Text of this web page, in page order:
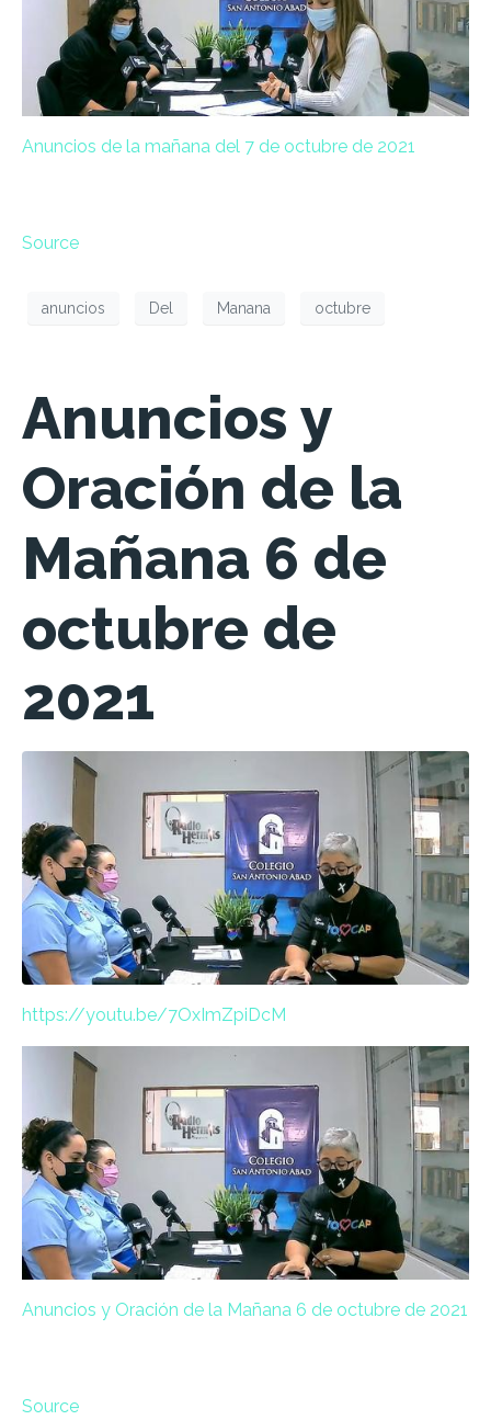
Anuncios de la mañana del 7 de octubre de 2021
Source
anuncios Del Manana octubre
Anuncios y
Oración de la
Mañana 6 de
octubre de
2021
https://youtu.be/7OxImZpiDcM
Anuncios y Oración de la Mañana 6 de octubre de 2021
Source